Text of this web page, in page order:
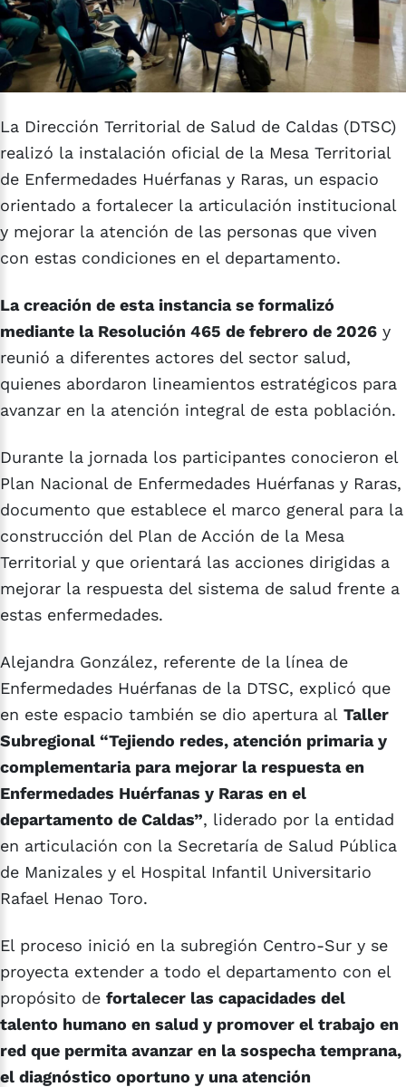
La Dirección Territorial de Salud de Caldas (DTSC)
realizó la instalación oficial de la Mesa Territorial
de Enfermedades Huérfanas y Raras, un espacio
orientado a fortalecer la articulación institucional
y mejorar la atención de las personas que viven
con estas condiciones en el departamento.
La creación de esta instancia se formalizó
mediante la Resolución 465 de febrero de 2026 y
reunió a diferentes actores del sector salud,
quienes abordaron lineamientos estratégicos para
avanzar en la atención integral de esta población.
Durante la jornada los participantes conocieron el
Plan Nacional de Enfermedades Huérfanas y Raras,
documento que establece el marco general para la
construcción del Plan de Acción de la Mesa
Territorial y que orientará las acciones dirigidas a
mejorar la respuesta del sistema de salud frente a
estas enfermedades.
Alejandra González, referente de la línea de
Enfermedades Huérfanas de la DTSC, explicó que
en este espacio también se dio apertura al Taller
Subregional “Tejiendo redes, atención primaria y
complementaria para mejorar la respuesta en
Enfermedades Huérfanas y Raras en el
departamento de Caldas”, liderado por la entidad
en articulación con la Secretaría de Salud Pública
de Manizales y el Hospital Infantil Universitario
Rafael Henao Toro.
El proceso inició en la subregión Centro-Sur y se
proyecta extender a todo el departamento con el
propósito de fortalecer las capacidades del
talento humano en salud y promover el trabajo en
red que permita avanzar en la sospecha temprana,
el diagnóstico oportuno y una atención